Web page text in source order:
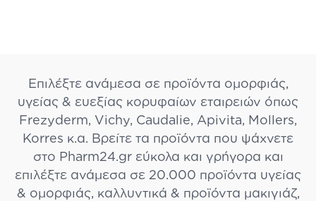
Επιλέξτε ανάμεσα σε προϊόντα ομορφιάς,
υγείας & ευεξίας κορυφαίων εταιρειών όπως
Frezyderm, Vichy, Caudalie, Apivita, Mollers,
Korres κ.α. Βρείτε τα προϊόντα που ψάχνετε
στο Pharm24.gr εύκολα και γρήγορα και
επιλέξτε ανάμεσα σε 20.000 προϊόντα υγείας
& ομορφιάς, καλλυντικά & προϊόντα μακιγιάζ,